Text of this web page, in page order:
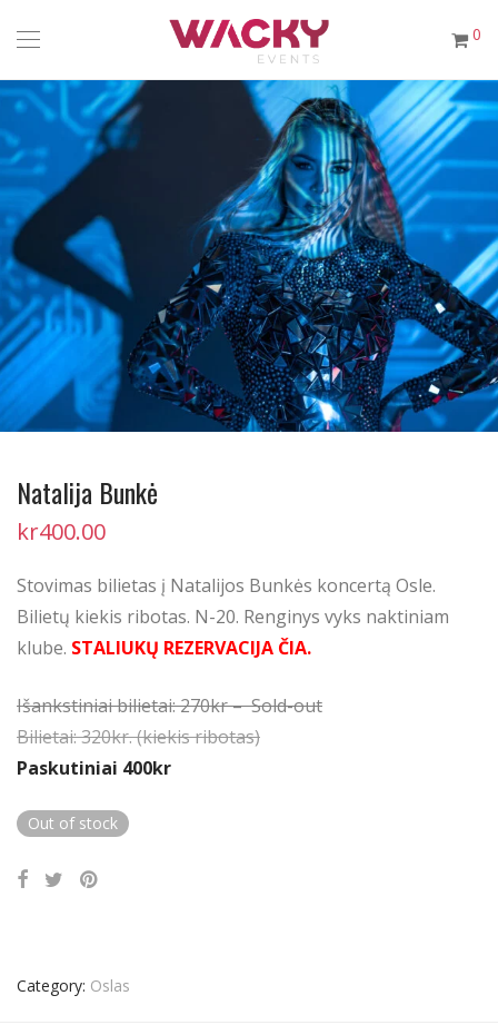
0
Natalija Bunkė
kr400.00
Stovimas bilietas į Natalijos Bunkės koncertą Osle.
Bilietų kiekis ribotas. N-20. Renginys vyks naktiniam
klube. STALIUKŲ REZERVACIJA ČIA.
Išankstiniai bilietai: 270kr – Sold-out
Bilietai: 320kr. (kiekis ribotas)
Paskutiniai 400kr
Out of stock
Category: Oslas